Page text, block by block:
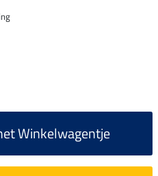
Winkelwagentje